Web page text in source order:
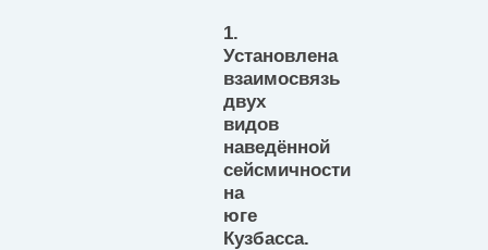
1.
Установлена
взаимосвязь
двух
видов
наведённой
сейсмичности
на
юге
Кузбасса.